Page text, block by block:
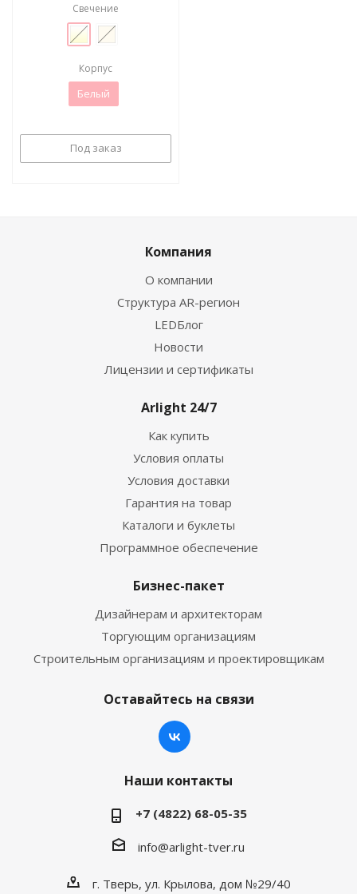
Свечение
Корпус
Белый
Под заказ
Компания
О компании
Структура AR-регион
LEDБлог
Новости
Лицензии и сертификаты
Arlight 24/7
Как купить
Условия оплаты
Условия доставки
Гарантия на товар
Каталоги и буклеты
Программное обеспечение
Бизнес-пакет
Дизайнерам и архитекторам
Торгующим организациям
Строительным организациям и проектировщикам
Оставайтесь на связи
Наши контакты
+7 (4822) 68-05-35
info@arlight-tver.ru
г. Тверь, ул. Крылова, дом №29/40